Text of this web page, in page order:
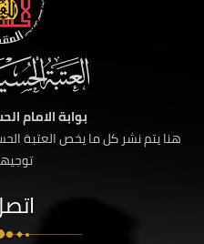
بوابة الامام
هنا يتم نشر كل ما يخص العتبة